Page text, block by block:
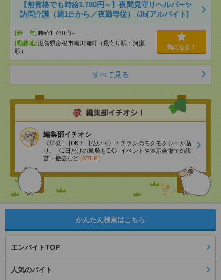
【無資格でも時給1,780円～】夜間見守りヘルパー✨
訪問介護（週1日から／夜勤専従） /Jb[アルバイト]
[給 与] 時給1,780円～
[勤務地] 滋賀県彦根市南川瀬町（最寄り駅：河瀬
駅）
気になる！
すべて見る
編集部イチオシ
《単発1日OK！日払い可》＊チラシのモクモクシール貼
り、《1日だけの単発もOK》イベントや展示会場での設
営・撤去など (8/7UP!)
かんたん検索はこちら
エンバイトTOP
人気のバイト